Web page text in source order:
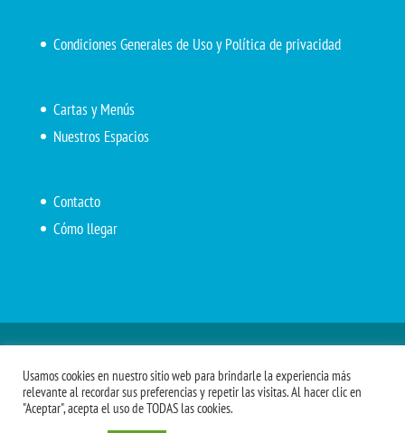
Condiciones Generales de Uso y Política de privacidad
Cartas y Menús
Nuestros Espacios
Contacto
Cómo llegar
Menús Grupos 2023 Menú APV Encarga tu almuerzo
Comidas APM
Usamos cookies en nuestro sitio web para brindarle la experiencia más
relevante al recordar sus preferencias y repetir las visitas. Al hacer clic en
"Aceptar", acepta el uso de TODAS las cookies.